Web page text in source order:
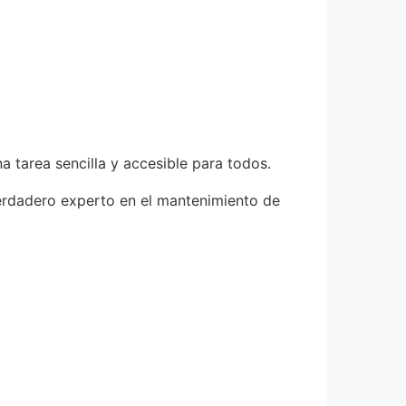
tarea sencilla y accesible para todos.
experto en el mantenimiento de